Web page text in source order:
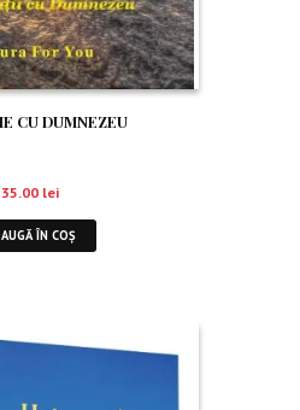
CU DUMNEZEU
35.00 lei
ÎN COȘ